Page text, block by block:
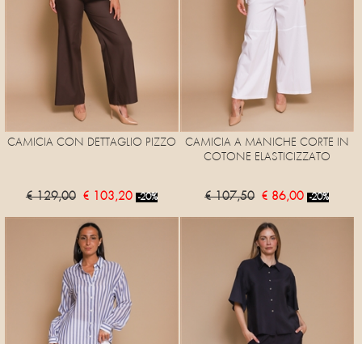
CAMICIA CON DETTAGLIO PIZZO
€ 129,00 € 103,20 -20%
CAMICIA A MANICHE CORTE IN
COTONE ELASTICIZZATO
€ 107,50 € 86,00 -20%